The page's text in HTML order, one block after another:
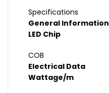
Specifications
General Information
LED Chip
COB
Electrical Data
Wattage/m